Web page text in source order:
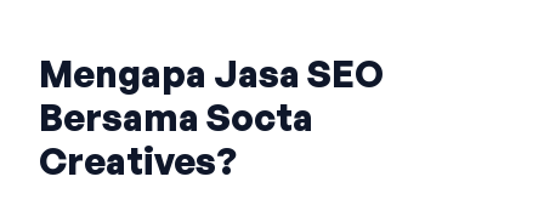
Mengapa Jasa SEO
Bersama Socta
Creatives?